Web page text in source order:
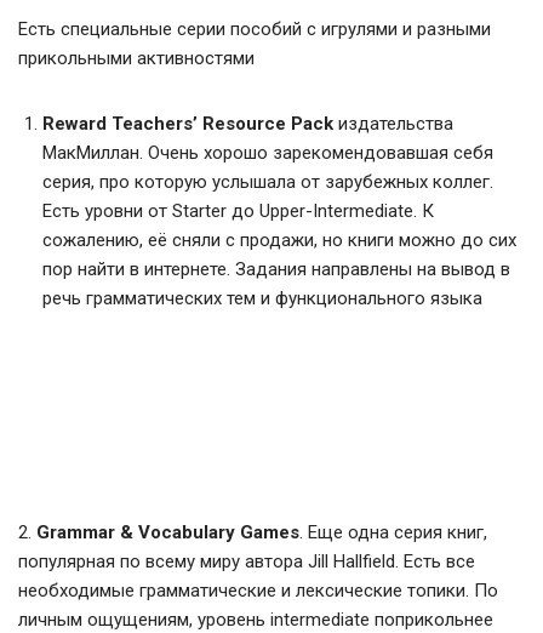
Есть специальные серии пособий с игрулями и разными
прикольными активностями
Reward Teachers’ Resource Pack издательства
МакМиллан. Очень хорошо зарекомендовавшая себя
серия, про которую услышала от зарубежных коллег.
Есть уровни от Starter до Upper-Intermediate. К
сожалению, её сняли с продажи, но книги можно до сих
пор найти в интернете. Задания направлены на вывод в
речь грамматических тем и функционального языка
2. Grammar & Vocabulary Games. Еще одна серия книг,
популярная по всему миру автора Jill Hallfield. Есть все
необходимые грамматические и лексические топики. По
личным ощущениям, уровень intermediate поприкольнее